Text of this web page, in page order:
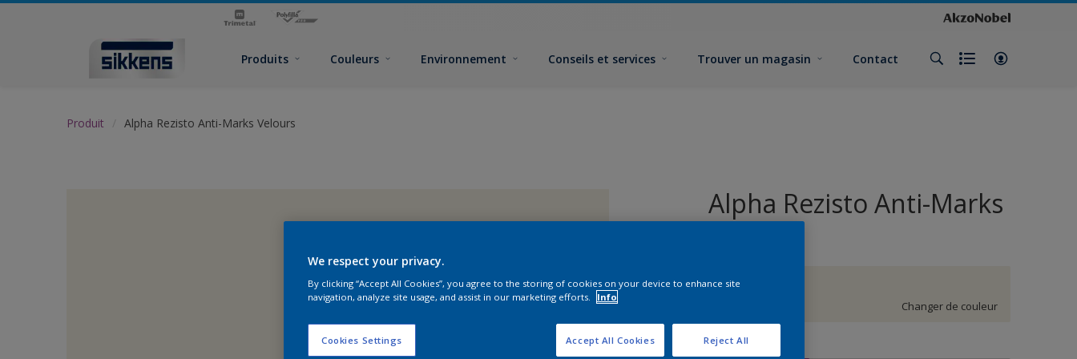
Produits Couleurs Environnement Conseils et services Trouver un magasin Contact
Produit Alpha Rezisto Anti-Marks Velours
Alpha Rezisto Anti-Marks
Velours
G2.03.89
Changer de couleur
Format
We respect your privacy.
By clicking “Accept All Cookies”, you agree to the storing of cookies on your device to enhance site
navigation, analyze site usage, and assist in our marketing efforts.
Info
Cookies Settings Reject All
Accept All Cookies